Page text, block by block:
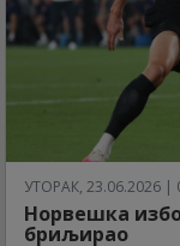
УТОРАК, 23.06.2026 |
Норвешка
бриљирао